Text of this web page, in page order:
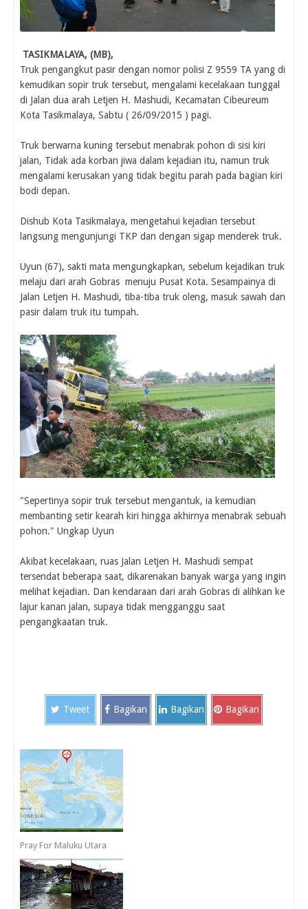
TASIKMALAYA, (MB),
Truk pengangkut pasir dengan nomor polisi Z 9559 TA yang di
kemudikan sopir truk tersebut, mengalami kecelakaan tunggal
di Jalan dua arah Letjen H. Mashudi, Kecamatan Cibeureum
Kota Tasikmalaya, Sabtu ( 26/09/2015 ) pagi.
Truk berwarna kuning tersebut menabrak pohon di sisi kiri
jalan, Tidak ada korban jiwa dalam kejadian itu, namun truk
mengalami kerusakan yang tidak begitu parah pada bagian kiri
bodi depan.
Dishub Kota Tasikmalaya, mengetahui kejadian tersebut
langsung mengunjungi TKP dan dengan sigap menderek truk.
Uyun (67), sakti mata mengungkapkan, sebelum kejadikan truk
melaju dari arah Gobras menuju Pusat Kota. Sesampainya di
Jalan Letjen H. Mashudi, tiba-tiba truk oleng, masuk sawah dan
pasir dalam truk itu tumpah.
"Sepertinya sopir truk tersebut mengantuk, ia kemudian
membanting setir kearah kiri hingga akhirnya menabrak sebuah
pohon." Ungkap Uyun
Akibat kecelakaan, ruas Jalan Letjen H. Mashudi sempat
tersendat beberapa saat, dikarenakan banyak warga yang ingin
melihat kejadian. Dan kendaraan dari arah Gobras di alihkan ke
lajur kanan jalan, supaya tidak mengganggu saat
pengangkaatan truk.
Tweet Bagikan Bagikan Bagikan
Pray For Maluku Utara